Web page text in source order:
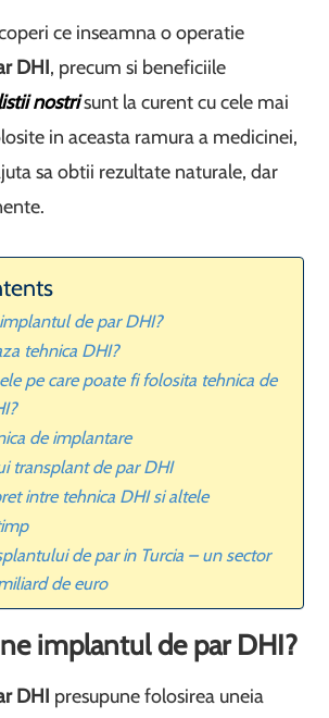
ce inseamna o operatie
DHI, precum si beneficiile
nostrisunt la curent cu cele mai
in aceasta ramura a medicinei,
sa obtii rezultate naturale, dar
de par DHI?
tehnica DHI?
pe care poate fi folosita tehnica de
de implantare
transplant de par DHI
intre tehnica DHI si altele
de par in Turcia – un sector
de euro
implantul de par DHI?
DHI presupune folosirea uneia